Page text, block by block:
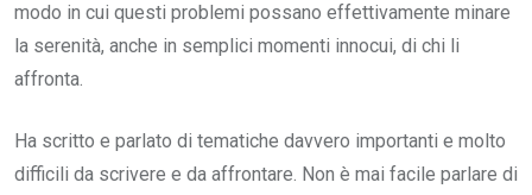
modo in cui questi problemi possano effettivamente minare
la serenità, anche in semplici momenti innocui, di chi li
affronta.
Ha scritto e parlato di tematiche davvero importanti e molto
difficili da scrivere e da affrontare. Non è mai facile parlare di